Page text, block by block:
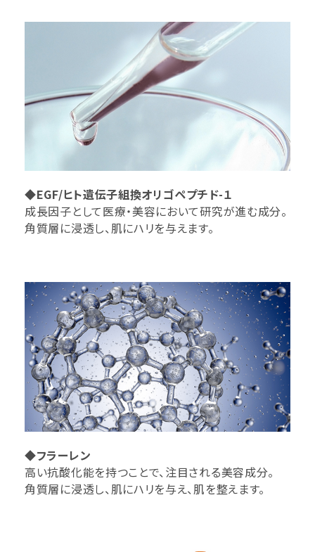
◆EGF/ヒト遺伝子組換オリゴペプチド-１
成長因子として医療・美容において研究が進む成分。
角質層に浸透し、肌にハリを与えます。
◆フラーレン
高い抗酸化能を持つことで、注目される美容成分。
角質層に浸透し、肌にハリを与え、肌を整えます。